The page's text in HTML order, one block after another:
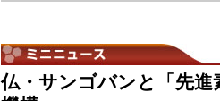
仏・サンゴバンと「先進